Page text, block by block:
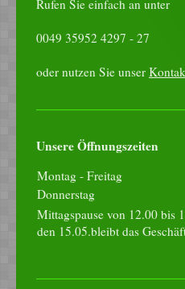
Rufen Sie einfach an unter
0049 35952 4297 - 27
oder nutzen Sie unser
Unsere Öffnungszeiten
Montag - Freitag
Donnerstag
Mittagspause von 12.00 bis
den 15.05.bleibt das